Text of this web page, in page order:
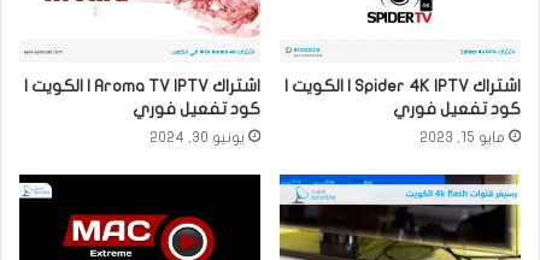
اشتراك Spider 4K IPTV | الكويت |
كود تفعيل فوري
مايو 15, 2023
اشتراك Aroma TV IPTV | الكويت |
كود تفعيل فوري
يونيو 30, 2024